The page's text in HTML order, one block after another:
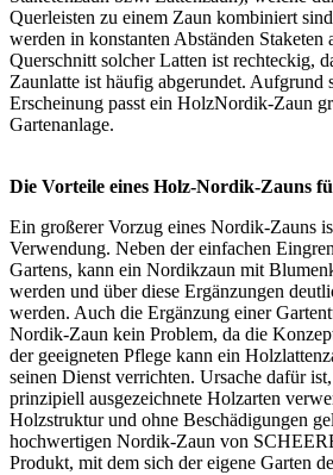
Querleisten zu einem Zaun kombiniert
werden in konstanten Abständen Staketen
Querschnitt solcher Latten ist rechteckig,
Zaunlatte ist häufig abgerundet. Aufgrund
Erscheinung passt ein HolzNordik-Zaun
Gartenanlage.
Die Vorteile eines Holz-Nordik-Zauns
Ein großerer Vorzug eines Nordik-Zauns
Verwendung. Neben der einfachen
Gartens, kann ein Nordikzaun mit
werden und über diese Ergänzungen
werden. Auch die Ergänzung einer
Nordik-Zaun kein Problem, da die
der geeigneten Pflege kann ein
seinen Dienst verrichten. Ursache dafür
prinzipiell ausgezeichnete Holzarten
Holzstruktur und ohne Beschädigungen
hochwertigen Nordik-Zaun von
Produkt, mit dem sich der eigene Garten